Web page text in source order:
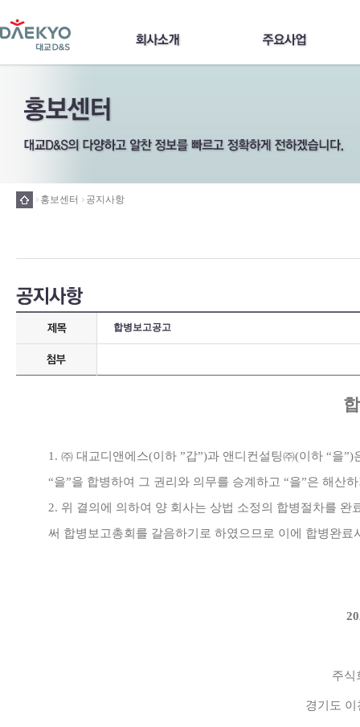
홍보센터 공지사항
합병보고공고
1. ㈜ 대교디앤에스(이하 ”갑”)과 앤디컨설팅㈜(이하 “을”)
“을”을 합병하여 그 권리와 의무를 승계하고 “을”은 해산
2. 위 결의에 의하여 양 회사는 상법 소정의 합병절차를 완
써 합병보고총회를 갈음하기로 하였으므로 이에 합병완
주식
경기도